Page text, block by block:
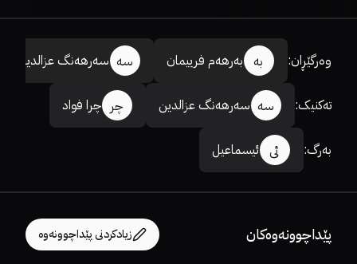
وەرگێڕان: بە بەرهەم فرییمان سە سەرهەنگ عزالدین
تەکنیک: سە سەرهەنگ عزالدین چر چرا فواد
بەرگ: ئی ئیسماعیل
پێداچوونەوەکان زیادکردنی پێداچوونەوە